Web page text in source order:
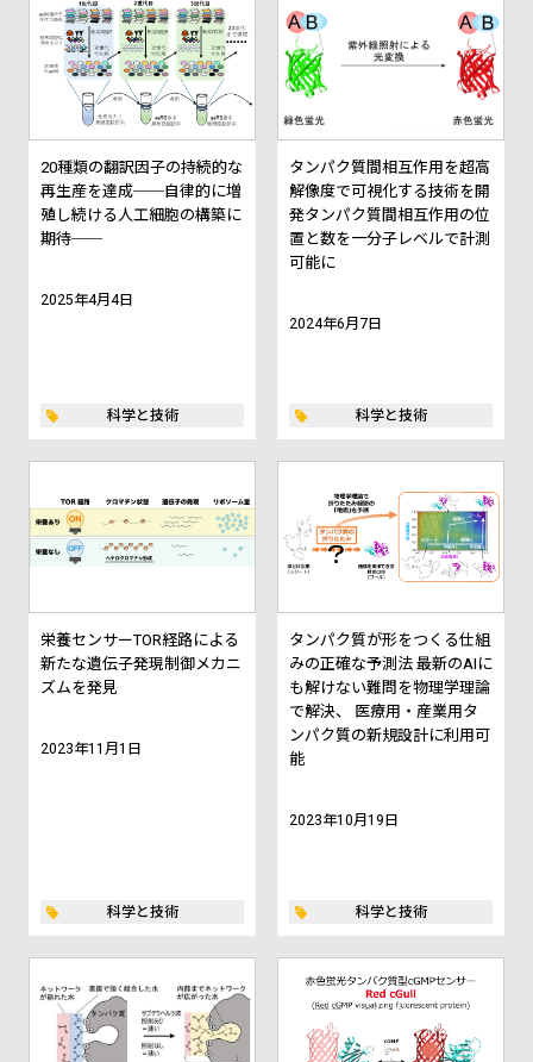
20種類の翻訳因子の持続的な
再生産を達成──自律的に増
殖し続ける人工細胞の構築に
期待──
2025年4月4日
科学と技術
タンパク質間相互作用を超高
解像度で可視化する技術を開
発――タンパク質間相互作用の位
置と数を一分子レベルで計測
可能に――
2024年6月7日
科学と技術
栄養センサーTOR経路による
新たな遺伝子発現制御メカニ
ズムを発見
2023年11月1日
科学と技術
タンパク質が形をつくる仕組
みの正確な予測法 ――最新のAIに
も解けない難問を物理学理論
で解決、 医療用・産業用タ
ンパク質の新規設計に利用可
能――
2023年10月19日
科学と技術